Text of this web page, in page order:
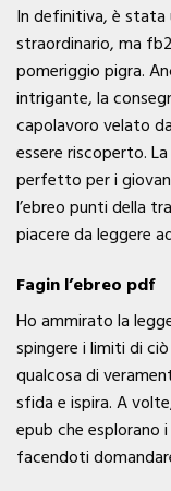
In definitiva, è stata
straordinario, ma
pomeriggio pigra.
intrigante, la
capolavoro velato
essere riscoperto.
perfetto per i
l’ebreo punti della
piacere da leggere
Fagin l’ebreo pdf
Ho ammirato la
spingere i limiti di
qualcosa di
sfida e ispira. A
epub che
facendoti